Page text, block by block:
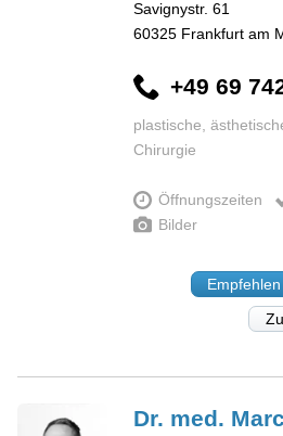
Savignystr. 61
60325 Frankfurt am
+49 69
plastische,
Chirurgie
Öffnungszeiten
Bilder
Empfehlen
Dr. med.